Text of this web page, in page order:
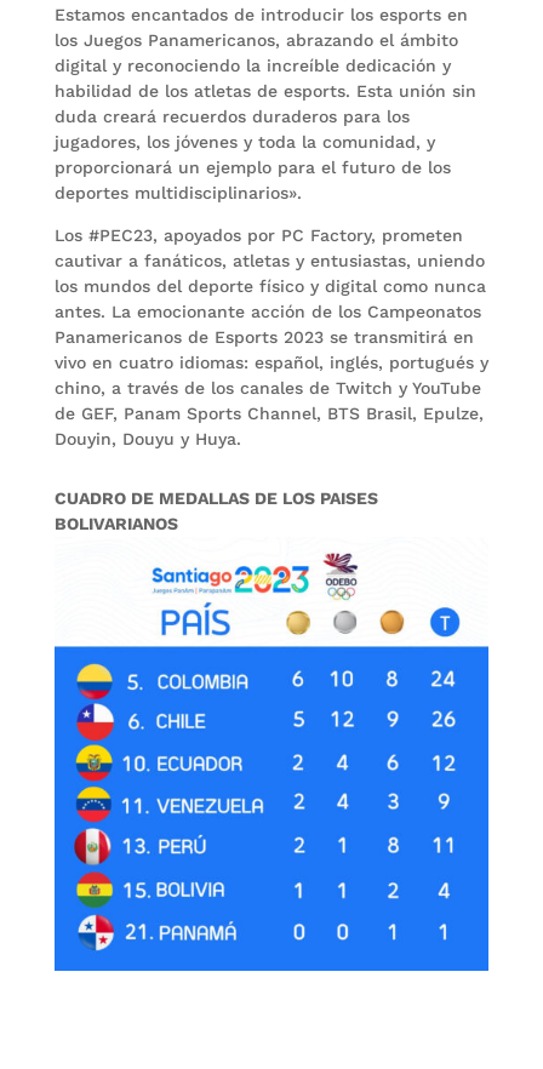
Estamos encantados de introducir los esports en
los Juegos Panamericanos, abrazando el ámbito
digital y reconociendo la increíble dedicación y
habilidad de los atletas de esports. Esta unión sin
duda creará recuerdos duraderos para los
jugadores, los jóvenes y toda la comunidad, y
proporcionará un ejemplo para el futuro de los
deportes multidisciplinarios».
Los #PEC23, apoyados por PC Factory, prometen
cautivar a fanáticos, atletas y entusiastas, uniendo
los mundos del deporte físico y digital como nunca
antes. La emocionante acción de los Campeonatos
Panamericanos de Esports 2023 se transmitirá en
vivo en cuatro idiomas: español, inglés, portugués y
chino, a través de los canales de Twitch y YouTube
de GEF, Panam Sports Channel, BTS Brasil, Epulze,
Douyin, Douyu y Huya.
CUADRO DE MEDALLAS DE LOS PAISES
BOLIVARIANOS